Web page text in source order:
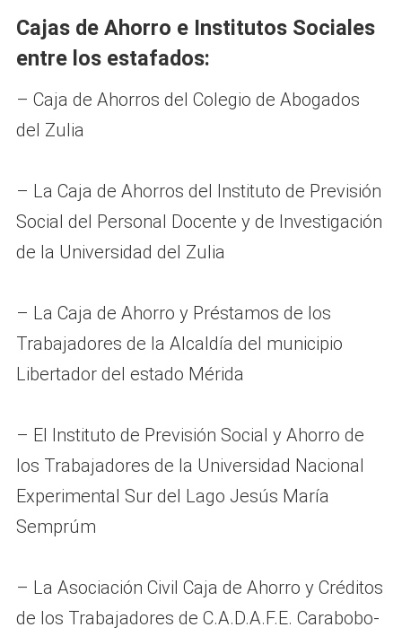
Cajas de Ahorro e Institutos Sociales
entre los estafados:
– Caja de Ahorros del Colegio de Abogados
del Zulia
– La Caja de Ahorros del Instituto de Previsión
Social del Personal Docente y de Investigación
de la Universidad del Zulia
– La Caja de Ahorro y Préstamos de los
Trabajadores de la Alcaldía del municipio
Libertador del estado Mérida
– El Instituto de Previsión Social y Ahorro de
los Trabajadores de la Universidad Nacional
Experimental Sur del Lago Jesús María
Semprúm
– La Asociación Civil Caja de Ahorro y Créditos
de los Trabajadores de C.A.D.A.F.E. Carabobo-